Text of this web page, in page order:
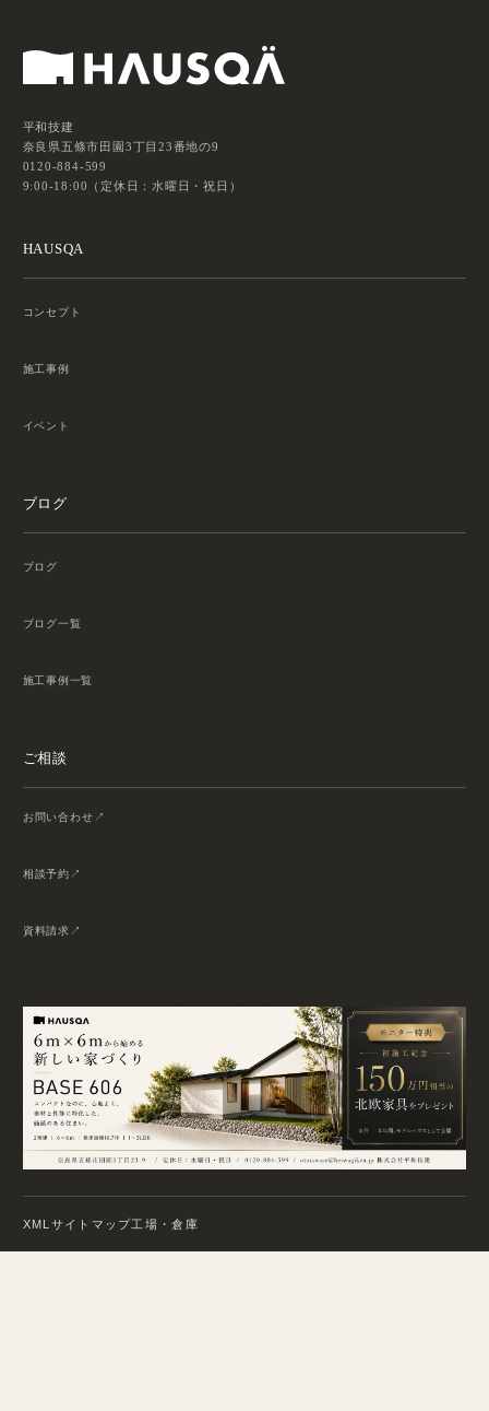
平和技建
奈良県五條市田園3丁目23番地の9
0120-884-599
9:00-18:00（定休日：水曜日・祝日）
HAUSQA
コンセプト
施工事例
イベント
ブログ
ブログ
ブログ一覧
施工事例一覧
ご相談
お問い合わせ
相談予約
資料請求
XMLサイトマップ工場・倉庫